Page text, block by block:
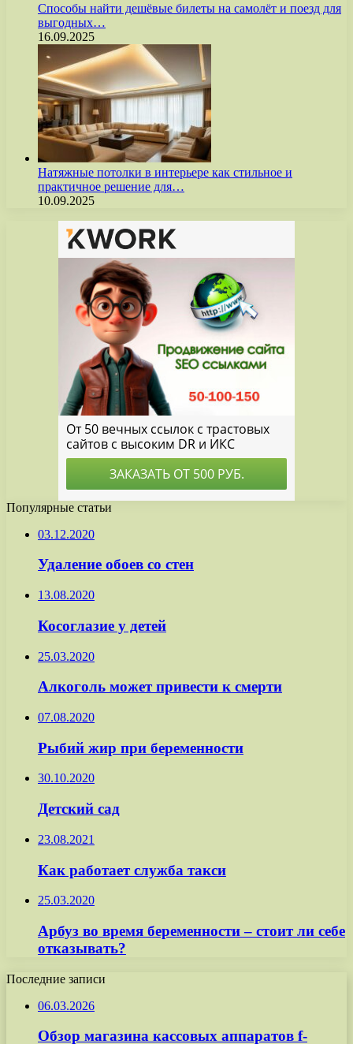
Способы найти дешёвые билеты на самолёт и поезд для
выгодных…
16.09.2025
Натяжные потолки в интерьере как стильное и
практичное решение для…
10.09.2025
Популярные статьи
03.12.2020
Удаление обоев со стен
13.08.2020
Косоглазие у детей
25.03.2020
Алкоголь может привести к смерти
07.08.2020
Рыбий жир при беременности
30.10.2020
Детский сад
23.08.2021
Как работает служба такси
25.03.2020
Арбуз во время беременности – стоит ли себе
отказывать?
Последние записи
06.03.2026
Обзор магазина кассовых аппаратов f-